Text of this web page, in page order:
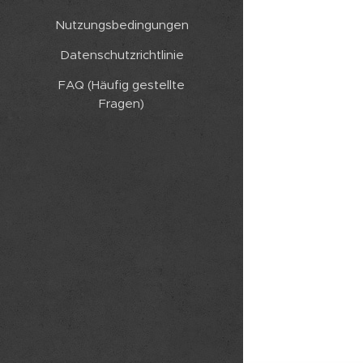
Nutzungsbedingungen
Datenschutzrichtlinie
FAQ (Häufig gestellte
Fragen)